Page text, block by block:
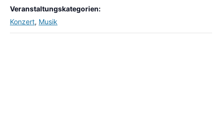
Veranstaltungskategorien:
Konzert, Musik